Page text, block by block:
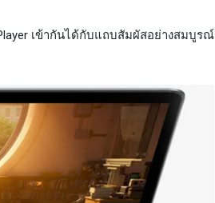
เข้ากันได้กับแถบสัมผัสอย่างสมบูรณ์